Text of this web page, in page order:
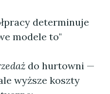
determinuje
modele to"
do hurtowni —
wyższe koszty